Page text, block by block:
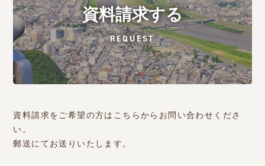
資料請求する
REQUEST
資料請求をご希望の方はこちらからお問い合わせくださ
い。
郵送にてお送りいたします。